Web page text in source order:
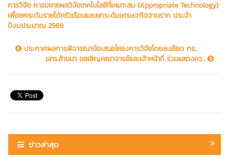
การวิจัย การขยายผลวิจัยเทคโนโลยีที่เหมาะสม (Appropriate Technology)
เพื่อยกระดับรายได้ครัวเรือนและยกระดับเศรษฐกิจฐานราก ประจำ
ปีงบประมาณ 2569
ประกาศผลการพิจารณาข้อเสนอโครงการวิจัยโดยละเอียด กร...
มทร.ล้านนา ขอเชิญคณาจารย์และเจ้าหน้าที่ ร่วมแสดงคว...
ข่าวล่าสุด